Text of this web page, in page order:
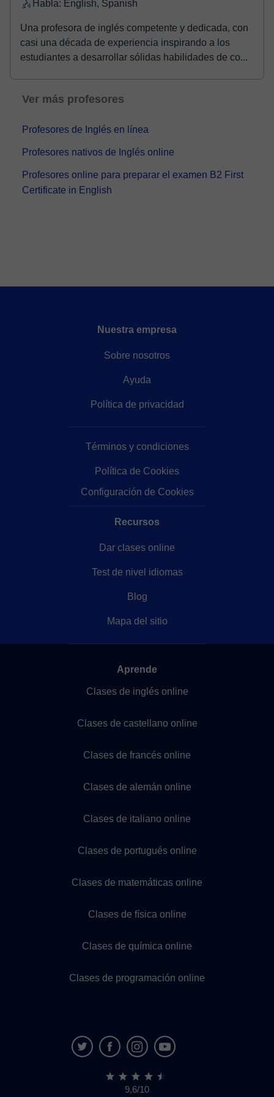
Habla: English, Spanish
Una profesora de inglés competente y dedicada, con
casi una década de experiencia inspirando a los
estudiantes a desarrollar sólidas habilidades de co...
Ver más profesores
Profesores de Inglés en línea
Profesores nativos de Inglés online
Profesores online para preparar el examen B2 First
Certificate in English
Nuestra empresa
Sobre nosotros
Ayuda
Política de privacidad
Términos y condiciones
Política de Cookies
Configuración de Cookies
Recursos
Dar clases online
Test de nivel idiomas
Blog
Mapa del sitio
Aprende
Clases de inglés online
Clases de castellano online
Clases de francés online
Clases de alemán online
Clases de italiano online
Clases de portugués online
Clases de matemáticas online
Clases de física online
Clases de química online
Clases de programación online
9,6/10